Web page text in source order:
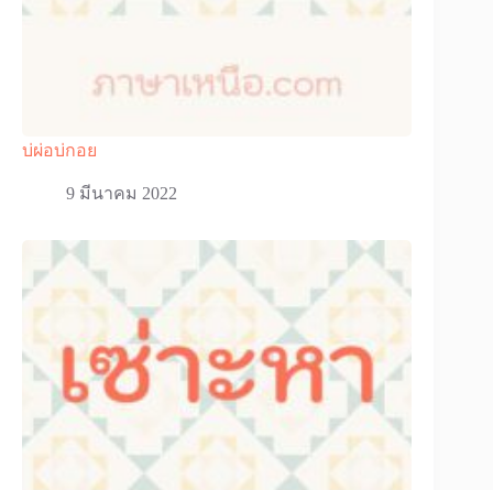
บ่ผ่อบ่กอย
9 มีนาคม 2022